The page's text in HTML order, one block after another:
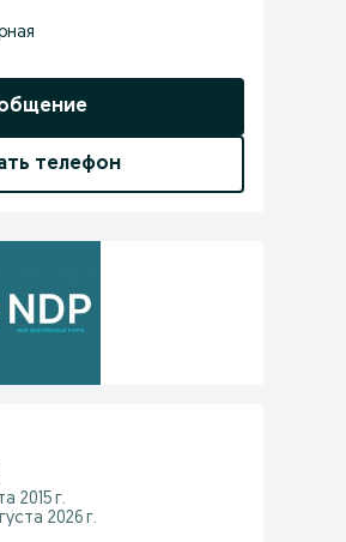
телефон
2015 г.
2026 г.